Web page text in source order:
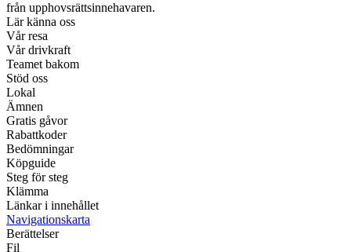
från upphovsrättsinnehavaren.
Lär känna oss
Vår resa
Vår drivkraft
Teamet bakom
Stöd oss
Lokal
Ämnen
Gratis gåvor
Rabattkoder
Bedömningar
Köpguide
Steg för steg
Klämma
Länkar i innehållet
Navigationskarta
Berättelser
Fil